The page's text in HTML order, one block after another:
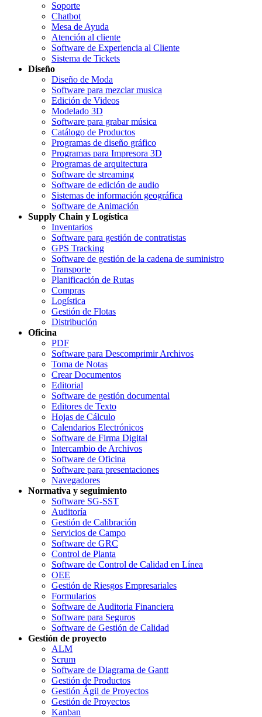
Soporte
Chatbot
Mesa de Ayuda
Atención al cliente
Software de Experiencia al Cliente
Sistema de Tickets
Diseño
Diseño de Moda
Software para mezclar musica
Edición de Videos
Modelado 3D
Software para grabar música
Catálogo de Productos
Programas de diseño gráfico
Programas para Impresora 3D
Programas de arquitectura
Software de streaming
Software de edición de audio
Sistemas de información geográfica
Software de Animación
Supply Chain y Logística
Inventarios
Software para gestión de contratistas
GPS Tracking
Software de gestión de la cadena de suministro
Transporte
Planificación de Rutas
Compras
Logística
Gestión de Flotas
Distribución
Oficina
PDF
Software para Descomprimir Archivos
Toma de Notas
Crear Documentos
Editorial
Software de gestión documental
Editores de Texto
Hojas de Cálculo
Calendarios Electrónicos
Software de Firma Digital
Intercambio de Archivos
Software de Oficina
Software para presentaciones
Navegadores
Normativa y seguimiento
Software SG-SST
Auditoría
Gestión de Calibración
Servicios de Campo
Software de GRC
Control de Planta
Software de Control de Calidad en Línea
OEE
Gestión de Riesgos Empresariales
Formularios
Software de Auditoria Financiera
Software para Seguros
Software de Gestión de Calidad
Gestión de proyecto
ALM
Scrum
Software de Diagrama de Gantt
Gestión de Productos
Gestión Ágil de Proyectos
Gestión de Proyectos
Kanban